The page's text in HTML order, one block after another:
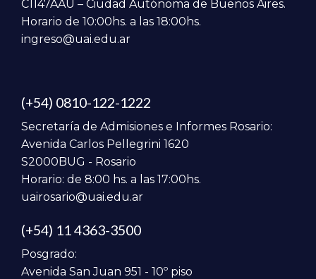
C1147AAU – Ciudad Autónoma de Buenos Aires.
Horario de 10:00hs. a las 18:00hs.
ingreso@uai.edu.ar
(+54) 0810-122-1222
Secretaría de Admisiones e Informes Rosario:
Avenida Carlos Pellegrini 1620
S2000BUG - Rosario
Horario: de 8:00 hs. a las 17:00hs.
uairosario@uai.edu.ar
(+54) 11 4363-3500
Posgrado:
Avenida San Juan 951 - 10º piso